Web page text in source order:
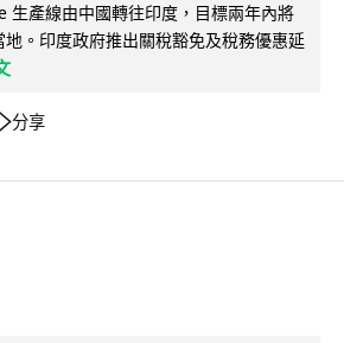
生產線由中國轉往印度，目標兩年內將
。印度政府推出關稅豁免及稅務優惠延
分享